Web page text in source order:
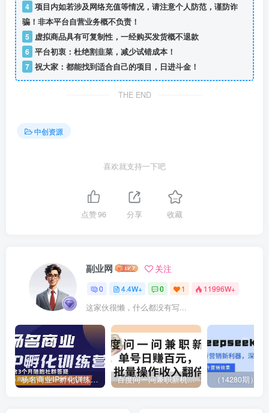
4 项目内如若涉及网络充值等情况，请注意个人防范，谨防诈
骗！非本平台自营业务概不负责！
5
虚拟商品具有可复制性，一经购买发货概不退款
6 平台初衷：杜绝割韭菜，减少试错成本！
7 祝大家：都能找到适合自己的项目，日进斗金！
THE END
中创资源
喜欢就支持一下吧
点赞96 分享 收藏
副业网 关注
0 4.4W+ 0 1 11996W+
这家伙很懒，什么都没有写...
杨名商业IP孵化训练营，从商业到内容到转化一站式学 价值5980元 百度问一问兼职新机遇，单号日赚百元，批量操作收入翻倍